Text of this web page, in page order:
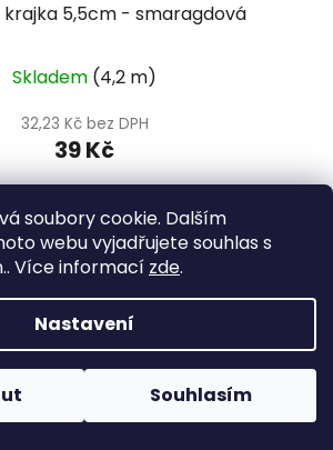
soubory cookie. Dalším
webu vyjadřujete souhlas s
Více informací zde.
Nastavení
Souhlasím
krajka 5,5cm - smaragdová
Skladem (4,2 m)
32,23 Kč bez DPH
39 Kč
DO KOŠÍKU